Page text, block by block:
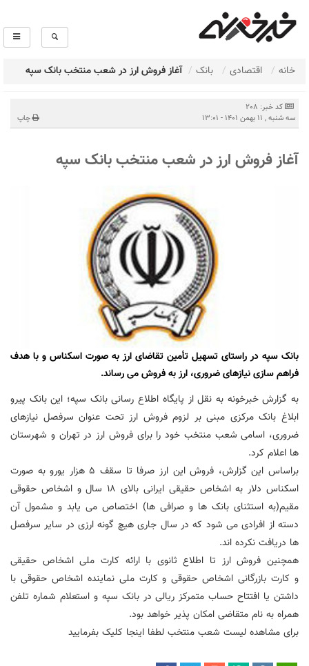
خانه اقتصادی بانک آغاز فروش ارز در شعب منتخب بانک سپه
کد خبر: 208
سه شنبه , 11 بهمن 1401 - 13:01
چاپ
آغاز فروش ارز در شعب منتخب بانک سپه
بانک سپه در راستای تسهیل تأمین تقاضای ارز به صورت اسکناس و با هدف
فراهم سازی نیازهای ضروری، ارز به فروش می رساند.
به گزارش خبرخونه به نقل از پایگاه اطلاع رسانی بانک سپه؛ این بانک پیرو
ابلاغ بانک مرکزی مبنی بر لزوم فروش ارز تحت عنوان سرفصل نیازهای
ضروری، اسامی شعب منتخب خود را برای فروش ارز در تهران و شهرستان
ها اعلام کرد.
براساس این گزارش، فروش این ارز صرفا تا سقف 5 هزار یورو به صورت
اسکناس دلار به اشخاص حقیقی ایرانی بالای 18 سال و اشخاص حقوقی
مقیم(به استثنای بانک ها و صرافی ها) اختصاص می یابد و مشمول آن
دسته از افرادی می شود که در سال جاری هیچ گونه ارزی در سایر سرفصل
ها دریافت نکرده اند.
همچنین فروش ارز تا اطلاع ثانوی با ارائه کارت ملی اشخاص حقیقی
و کارت بازرگانی اشخاص حقوقی و کارت ملی نماینده اشخاص حقوقی با
داشتن یا افتتاح حساب متمرکز ریالی در بانک سپه و استعلام شماره تلفن
همراه به نام متقاضی امکان پذیر خواهد بود.
برای مشاهده لیست شعب منتخب لطفا اینجا کلیک بفرمایید